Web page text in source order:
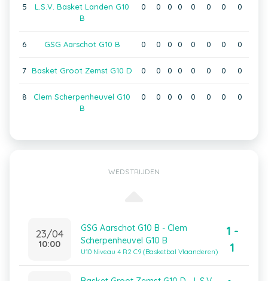
5
L.S.V. Basket Landen G10
B
0 0 0 0 0 0 0 0
6 GSG Aarschot G10 B 0 0 0 0 0 0 0 0
7 Basket Groot Zemst G10 D 0 0 0 0 0 0 0 0
8
Clem Scherpenheuvel G10
B
0 0 0 0 0 0 0 0
WEDSTRIJDEN
23/04
10:00
GSG Aarschot G10 B - Clem
Scherpenheuvel G10 B
U10 Niveau 4 R2 C9 (Basketbal Vlaanderen)
1 -
1